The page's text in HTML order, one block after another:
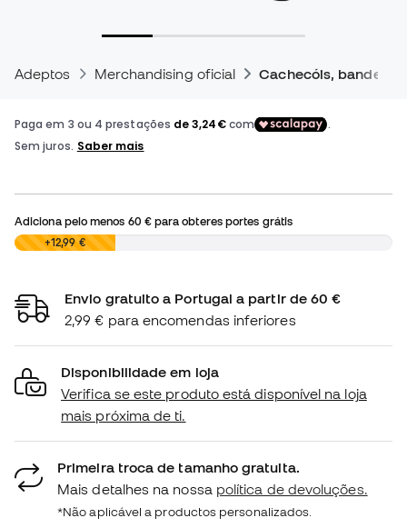
Adeptos Merchandising oficial Cachecóis,
Adiciona pelo menos 60 €para obteres portes grátis
0,00 €+12,99 €
Envio gratuito a Portugal a partir de 60 €
2,99 € para encomendas inferiores
Disponibilidade em loja
Verifica se este produto está disponível na loja
mais próxima de ti.
Primeira troca de tamanho gratuita.
Mais detalhes na nossa política de devoluções.
*Não aplicável a productos personalizados.